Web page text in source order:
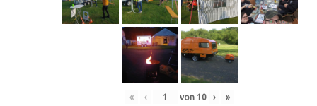
« ‹ von 10 › »